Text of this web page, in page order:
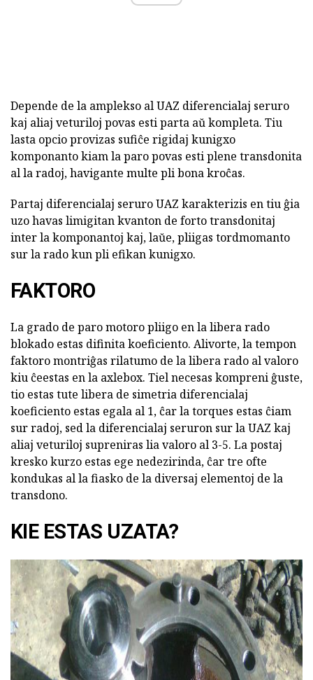
Depende de la amplekso al UAZ diferencialaj seruro
kaj aliaj veturiloj povas esti parta aŭ kompleta. Tiu
lasta opcio provizas sufiĉe rigidaj kunigxo
komponanto kiam la paro povas esti plene transdonita
al la radoj, havigante multe pli bona kroĉas.
Partaj diferencialaj seruro UAZ karakterizis en tiu ĝia
uzo havas limigitan kvanton de forto transdonitaj
inter la komponantoj kaj, laŭe, pliigas tordmomanto
sur la rado kun pli efikan kunigxo.
FAKTORO
La grado de paro motoro pliigo en la libera rado
blokado estas difinita koeficiento. Alivorte, la tempon
faktoro montriĝas rilatumo de la libera rado al valoro
kiu ĉeestas en la axlebox. Tiel necesas kompreni ĝuste,
tio estas tute libera de simetria diferencialaj
koeficiento estas egala al 1, ĉar la torques estas ĉiam
sur radoj, sed la diferencialaj seruron sur la UAZ kaj
aliaj veturiloj supreniras lia valoro al 3-5. La postaj
kresko kurzo estas ege nedezirinda, ĉar tre ofte
kondukas al la fiasko de la diversaj elementoj de la
transdono.
KIE ESTAS UZATA?